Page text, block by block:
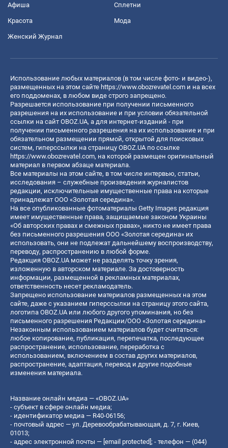
Афиша Сплетни
Красота Мода
Женский Журнал
Использование любых материалов (в том числе фото- и видео-),
размещенных на этом сайте https://www.obozrevatel.com и на всех
его поддоменах, в любом виде строго запрещено.
Разрешается использование при получении письменного
разрешения на их использование и при условии обязательной
ссылки на сайт OBOZ.UA, а для интернет-изданий - при
получении письменного разрешения на их использование и при
обязательном размещении прямой, открытой для поисковых
систем, гиперссылки на страницу OBOZ.UA по ссылке
https://www.obozrevatel.com, на которой размещен оригинальный
материал в первом абзаце материала.
Все материалы на этом сайте, в том числе интервью, статьи,
исследования – служебные произведения журналистов
редакции, исключительные имущественные права на которые
принадлежат ООО «Золотая середина».
На все опубликованные фотоматериалы Getty Images редакция
имеет имущественные права, защищаемые законом Украины
«Об авторских правах и смежных правах», никто не имеет права
без письменного разрешения ООО «Золотая середина» их
использовать, они не подлежат дальнейшему воспроизводству,
переводу, распространению в любой форме.
Редакция OBOZ.UA может не разделять точку зрения,
изложенную в авторском материале. За достоверность
информации, размещенной в рекламных материалах,
ответственность несет рекламодатель.
Запрещено использование материалов размещенных на этом
сайте, даже с указанием гиперссылки на страницу этого сайта,
логотипа OBOZ.UA или любого другого упоминания, но без
письменного разрешения Редакции/ООО «Золотая середина»
Незаконным использованием материалов будет считаться:
любое копирование, публикация, перепечатка, последующее
распространение, использование, переработка с
использованием, включением в состав других материалов,
распространение, адаптация, перевод и другие подобные
изменения материала.
Название онлайн медиа — «OBOZ.UA»
- субъект в сфере онлайн медиа;
- идентификатор медиа — R40-06156;
- почтовый адрес — ул. Деревообрабатывающая, д. 7, г. Киев,
01013;
- адрес электронной почты — [email protected]; - телефон — (044)